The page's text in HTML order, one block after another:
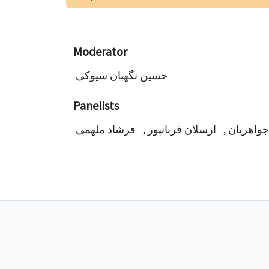
Moderator
حسین نگهبان سیوکی
Panelists
, ارسلان قربانپور , فرشاد ملهمی